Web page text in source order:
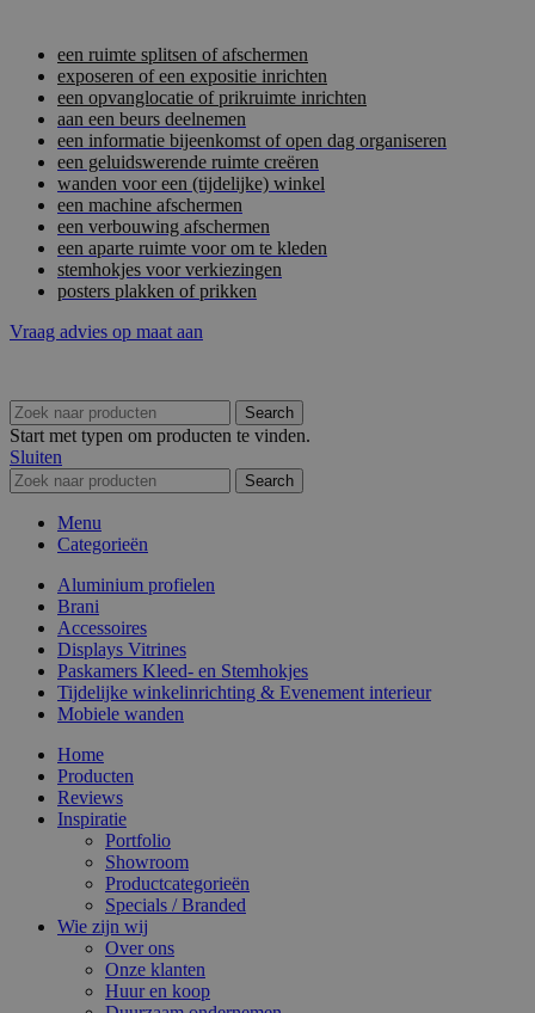
een ruimte splitsen of afschermen
exposeren of een expositie inrichten
een opvanglocatie of prikruimte inrichten
aan een beurs deelnemen
een informatie bijeenkomst of open dag organiseren
een geluidswerende ruimte creëren
wanden voor een (tijdelijke) winkel
een machine afschermen
een verbouwing afschermen
een aparte ruimte voor om te kleden
stemhokjes voor verkiezingen
posters plakken of prikken
Vraag advies op maat aan
Search
Start met typen om producten te vinden.
Sluiten
Search
Menu
Categorieën
Aluminium profielen
Brani
Accessoires
Displays Vitrines
Paskamers Kleed- en Stemhokjes
Tijdelijke winkelinrichting & Evenement interieur
Mobiele wanden
Home
Producten
Reviews
Inspiratie
Portfolio
Showroom
Productcategorieën
Specials / Branded
Wie zijn wij
Over ons
Onze klanten
Huur en koop